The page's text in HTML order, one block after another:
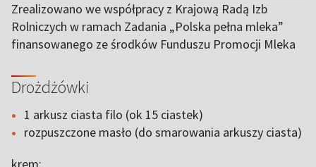
Zrealizowano we współpracy z Krajową Radą Izb
Rolniczych w ramach Zadania „Polska pełna mleka”
finansowanego ze środków Funduszu Promocji Mleka
Drożdżówki
1 arkusz ciasta filo (ok 15 ciastek)
rozpuszczone masło (do smarowania arkuszy ciasta)